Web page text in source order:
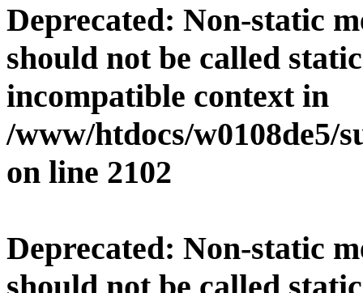
Deprecated: Non-static
should not be called
incompatible context in
/www/htdocs/w0108de5/
on line 2102
Deprecated: Non-static